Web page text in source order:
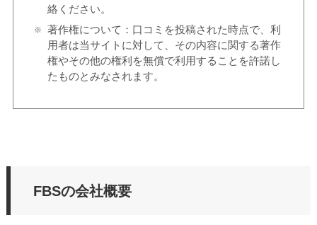
絡ください。
著作権について：口コミを投稿された時点で、利
用者は当サイトに対して、その内容に関する著作
権やその他の権利を無償で利用することを許諾し
たものとみなされます。
FBSの会社概要